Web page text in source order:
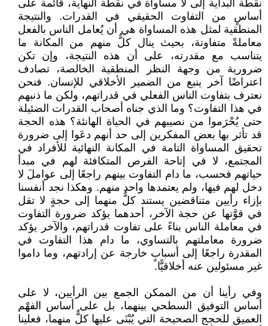
نقطة البداية إلى لا مساواة في نقطة النهاية، قائمة على
أساسٍ من التفاوت الحقيقي في القدرات. والنتيجة
المنطقية لمثل هذه المساواة هي أن يُعامل الناس بالفعل
معاملةً متفاوتة، بحيث ينال كلٌّ منهم من المكانة ما
يتناسب مع مقدرته، على أن هذه النتيجة، وإن تكن
ضرورية من وجهة النظر المنطقية الخالصة، تصادف
اعتراضًا آخر ينبع من الضمير الأخلاقي للإنسان. فنحن
نعترف بتفاوت الناس الفعلي في قدراتهم، ولكن ما ذنبهم
في هذا التفاوت؟ وما الذي جناه أصحاب القدرات الضئيلة
حتى يُحْرَموا من نصيبهم في الحياة الهانئة؟ هذه الحجة
قد تأثر بها بعض المفكرين إلى حد أنهم دعَوا إلى ضرورة
تحقيق المساواة التامة في المكانة النهائية للأفراد في
المجتمع، لا في إتاحة الفرص المتكافئة لهم في مبدأ
حياتهم فحسب، ما دام التفاوت بينهم راجعًا إلى عواملَ لا
دخل لهم فيها، ولم يعتمدها واحد منهم. وهكذا نجد أنفسنا
بإزاء رأيين متناقضين يستند كلٌّ منهما إلى حجةٍ لا تقل
في قوَّتها عن حجة الآخر، أحدهما يؤكد ضرورة التفاوت
في معاملة الناس بناءً على تفاوت قدراتهم، والآخر يؤكد
ضرورة معاملتهم بالتساوي، ما دام هذا التفاوت في
المقدرة راجعًا إلى أسبابٍ خارجة عن إرادتهم، وما داموا
غير مسئولين عنه أخلاقيًّا.
وفي رأينا أن من الممكن الجمع بين الرأيين، لا على
أساس التوفيق السطحي بينهما، بل على أساس الفهْم
العميق للحجج الصحيحة التي يُبْنَى عليها كلٌّ منهما، فعلينا